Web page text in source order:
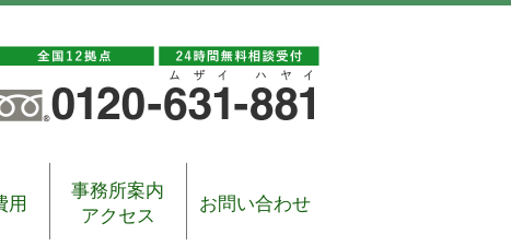
用
事務所案内
アクセス
お問い合わせ